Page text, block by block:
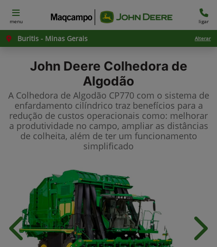
menu ligar
Buritis - Minas Gerais Alterar
John Deere Colhedora de
Algodão
A Colhedora de Algodão CP770 com o sistema de
enfardamento cilíndrico traz benefícios para a
redução de custos operacionais como: melhorar
a produtividade no campo, ampliar as distâncias
de colheita, além de ter um funcionamento
simplificado
Anterior